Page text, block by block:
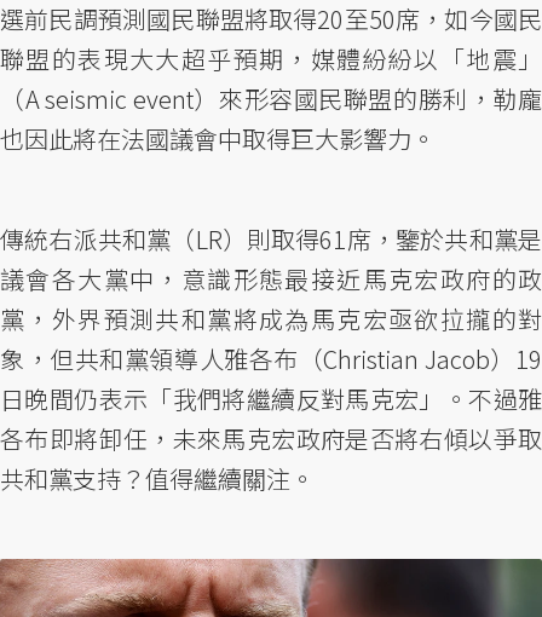
選前民調預測國民聯盟將取得20至50席，如今國民
聯盟的表現大大超乎預期，媒體紛紛以「地震」
（A seismic event）來形容國民聯盟的勝利，勒龐
也因此將在法國議會中取得巨大影響力。
傳統右派共和黨（LR）則取得61席，鑒於共和黨是
議會各大黨中，意識形態最接近馬克宏政府的政
黨，外界預測共和黨將成為馬克宏亟欲拉攏的對
象，但共和黨領導人雅各布（Christian Jacob）19
日晚間仍表示「我們將繼續反對馬克宏」。不過雅
各布即將卸任，未來馬克宏政府是否將右傾以爭取
共和黨支持？值得繼續關注。